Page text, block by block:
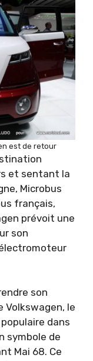
est de retour
et sentant la
Microbus
français,
prévoit une
son
son
Volkswagen, le
dans
symbole de
Mai 68. Ce